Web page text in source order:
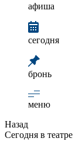
афиша
сегодня
бронь
меню
Назад
Сегодня в театре